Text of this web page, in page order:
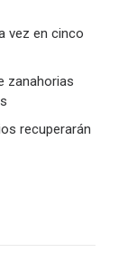
vez en cinco
zanahorias
recuperarán